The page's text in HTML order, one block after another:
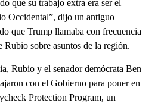
que su trabajo extra era ser el
Occidental”, dijo un antiguo
que Trump llamaba con frecuencia
Rubio sobre asuntos de la región.
Rubio y el senador demócrata Ben
con el Gobierno para poner en
Protection Program, un